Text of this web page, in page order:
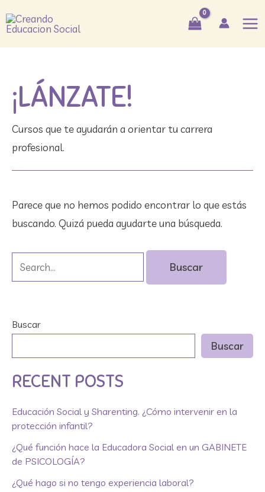
al
contenido
¡LÁNZATE!
Cursos que te ayudarán a orientar tu carrera
profesional.
Parece que no hemos podido encontrar lo que estás
buscando. Quizá pueda ayudarte una búsqueda.
por:
Buscar
Buscar
RECENT POSTS
Educación Social y Sharenting. ¿Cómo intervenir en la
protección infantil?
¿Qué función hace la Educadora Social en un GABINETE
de PSICOLOGÍA?
¿Qué hago si no tengo experiencia laboral?